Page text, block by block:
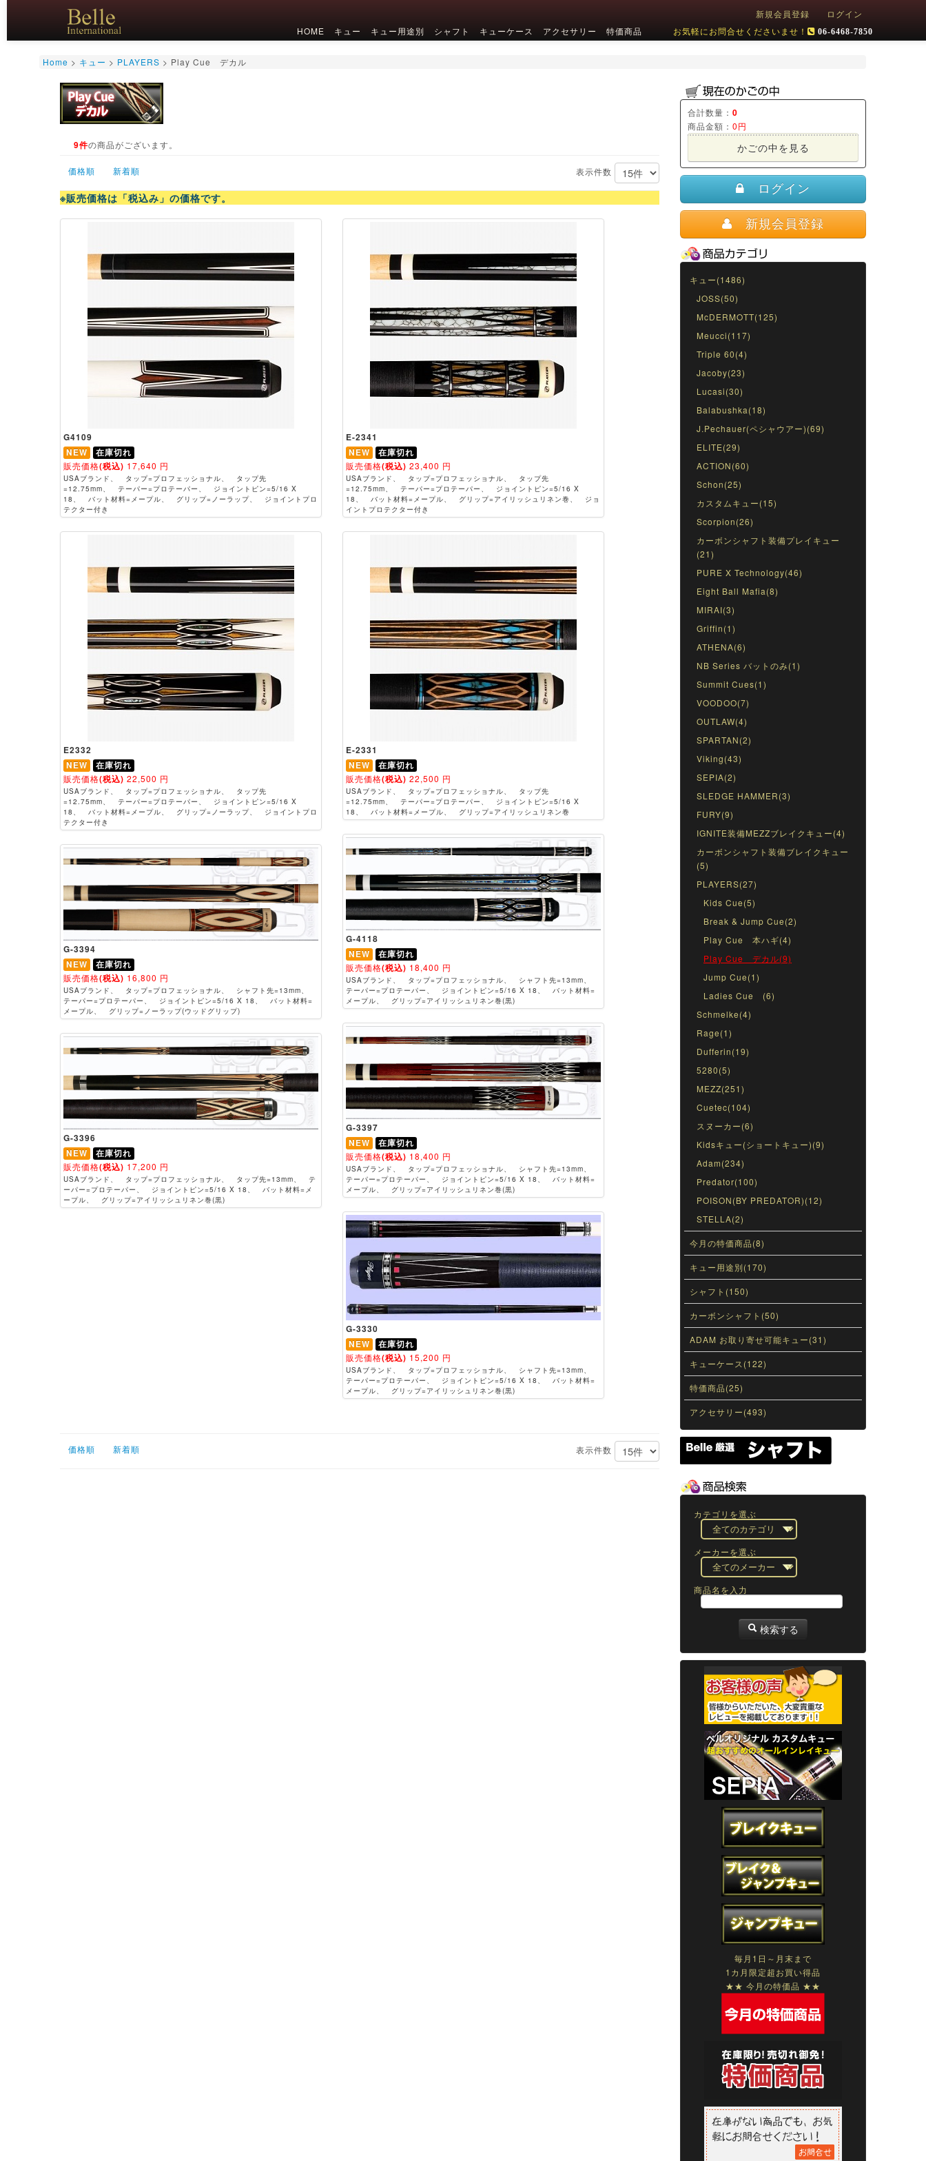
新規会員登録
ログイン
HOME
キュー キュー用途別 シャフト キューケース アクセサリー 特価商品 お気軽にお問合せくださいませ！ 06-6468-7850
Home > キュー > PLAYERS > Play Cue デカル
9件の商品がございます。
価格順 新着順 表示件数
※販売価格は「税込み」の価格です。
G4109
NEW
在庫切れ
販売価格(税込) 17,640 円
USAブランド、 タップ=プロフェッショナル、 タップ先
=12.75mm、 テーパー=プロテーパー、 ジョイントピン=5/16 X
18、 バット材料=メープル、 グリップ=ノーラップ、 ジョイントプロ
テクター付き
E-2341
NEW
在庫切れ
販売価格(税込) 23,400 円
USAブランド、 タップ=プロフェッショナル、 タップ先
=12.75mm、 テーパー=プロテーパー、 ジョイントピン=5/16 X
18、 バット材料=メープル、 グリップ=アイリッシュリネン巻、 ジョ
イントプロテクター付き
E2332
NEW
在庫切れ
販売価格(税込) 22,500 円
USAブランド、 タップ=プロフェッショナル、 タップ先
=12.75mm、 テーパー=プロテーパー、 ジョイントピン=5/16 X
18、 バット材料=メープル、 グリップ=ノーラップ、 ジョイントプロ
テクター付き
E-2331
NEW
在庫切れ
販売価格(税込) 22,500 円
USAブランド、 タップ=プロフェッショナル、 タップ先
=12.75mm、 テーパー=プロテーパー、 ジョイントピン=5/16 X
18、 バット材料=メープル、 グリップ=アイリッシュリネン巻
G-4118
NEW
在庫切れ
販売価格(税込) 18,400 円
USAブランド、 タップ=プロフェッショナル、 シャフト先=13mm、
テーパー=プロテーパー、 ジョイントピン=5/16 X 18、 バット材料=
メープル、 グリップ=アイリッシュリネン巻(黒)
G-3394
NEW
在庫切れ
販売価格(税込) 16,800 円
USAブランド、 タップ=プロフェッショナル、 シャフト先=13mm、
テーパー=プロテーパー、 ジョイントピン=5/16 X 18、 バット材料=
メープル、 グリップ=ノーラップ(ウッドグリップ)
G-3397
NEW
在庫切れ
販売価格(税込) 18,400 円
USAブランド、 タップ=プロフェッショナル、 シャフト先=13mm、
テーパー=プロテーパー、 ジョイントピン=5/16 X 18、 バット材料=
メープル、 グリップ=アイリッシュリネン巻(黒)
G-3396
NEW
在庫切れ
販売価格(税込) 17,200 円
USAブランド、 タップ=プロフェッショナル、 タップ先=13mm、 テ
ーパー=プロテーパー、 ジョイントピン=5/16 X 18、 バット材料=メ
ープル、 グリップ=アイリッシュリネン巻(黒)
G-3330
NEW
在庫切れ
販売価格(税込) 15,200 円
USAブランド、 タップ=プロフェッショナル、 シャフト先=13mm、
テーパー=プロテーパー、 ジョイントピン=5/16 X 18、 バット材料=
メープル、 グリップ=アイリッシュリネン巻(黒)
価格順 新着順 表示件数
合計数量： 0
商品金額： 0円
かごの中を見る
ログイン
新規会員登録
キュー(1486)
JOSS(50)
McDERMOTT(125)
Meucci(117)
Triple 60(4)
Jacoby(23)
Lucasi(30)
Balabushka(18)
J.Pechauer(ペシャウアー)(69)
ELITE(29)
ACTION(60)
Schon(25)
カスタムキュー(15)
Scorpion(26)
カーボンシャフト装備プレイキュー
(21)
PURE X Technology(46)
Eight Ball Mafia(8)
MIRAI(3)
Griffin(1)
ATHENA(6)
NB Series バットのみ(1)
Summit Cues(1)
VOODOO(7)
OUTLAW(4)
SPARTAN(2)
Viking(43)
SEPIA(2)
SLEDGE HAMMER(3)
FURY(9)
IGNITE装備MEZZブレイクキュー(4)
カーボンシャフト装備ブレイクキュー
(5)
PLAYERS(27)
Kids Cue(5)
Break & Jump Cue(2)
Play Cue 本ハギ(4)
Play Cue デカル(9)
Jump Cue(1)
Ladies Cue (6)
Schmelke(4)
Rage(1)
Dufferin(19)
5280(5)
MEZZ(251)
Cuetec(104)
スヌーカー(6)
Kidsキュー(ショートキュー)(9)
Adam(234)
Predator(100)
POISON(BY PREDATOR)(12)
STELLA(2)
今月の特価商品(8)
キュー用途別(170)
シャフト(150)
カーボンシャフト(50)
ADAM お取り寄せ可能キュー(31)
キューケース(122)
特価商品(25)
アクセサリー(493)
カテゴリを選ぶ
メーカーを選ぶ
商品名を入力
検索する
毎月1日～月末まで
1カ月限定超お買い得品
★★ 今月の特価品 ★★